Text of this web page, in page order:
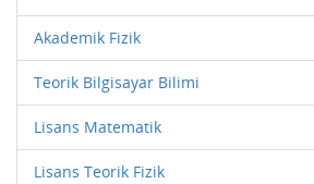
Akademik Fizik
Teorik Bilgisayar Bilimi
Lisans Matematik
Lisans Teorik Fizik